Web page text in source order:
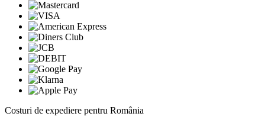
Costuri de expediere pentru România